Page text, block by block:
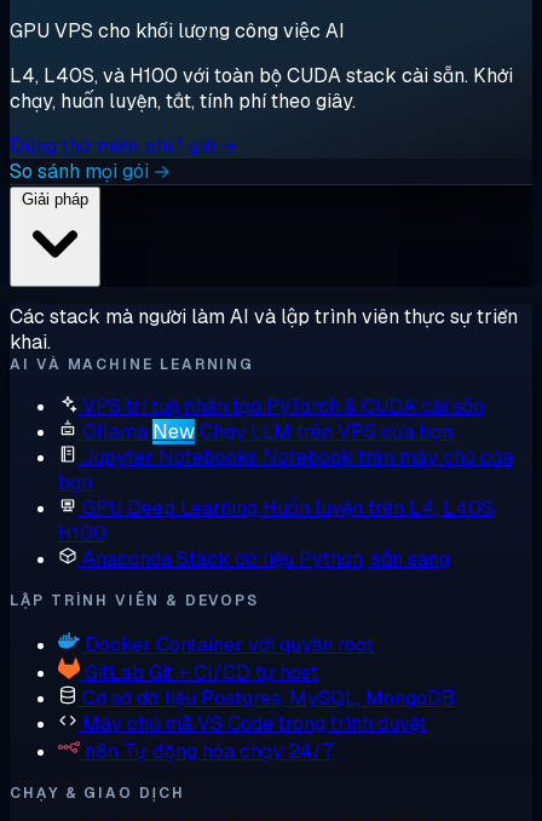
GPU VPS cho khối lượng công việc AI
L4, L40S, và H100 với toàn bộ CUDA stack cài sẵn. Khởi
chạy, huấn luyện, tắt, tính phí theo giây.
Dùng thử miễn phí 1 giờ →
So sánh mọi gói →
Các stack mà người làm AI và lập trình viên thực sự triển
khai.
AI VÀ MACHINE LEARNING
VPS trí tuệ nhân tạo PyTorch & CUDA cài sẵn
Ollama NewChạy LLM trên VPS của bạn
Jupyter Notebooks Notebook trên máy chủ của
bạn
GPU Deep Learning Huấn luyện trên L4, L40S,
H100
AnacondaStack dữ liệu Python, sẵn sàng
LẬP TRÌNH VIÊN & DEVOPS
Docker Container với quyền root
GitLab Git + CI/CD tự host
Cơ sở dữ liệu Postgres, MySQL, MongoDB
Máy chủ mãVS Code trong trình duyệt
n8n Tự động hóa chạy 24/7
CHẠY & GIAO DỊCH